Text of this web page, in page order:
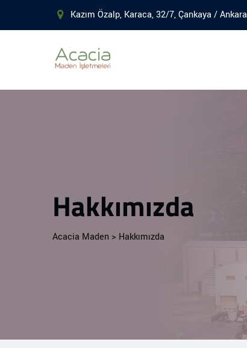
Kazım Özalp, Karaca, 32/7, Çankaya / Ankara
Hakkımızda
Acacia Maden > Hakkımızda